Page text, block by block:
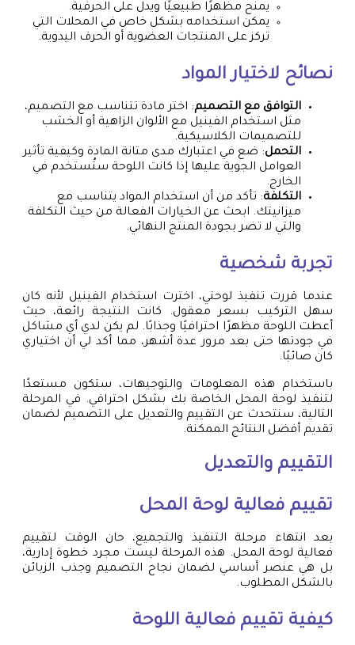
يمنح مظهرًا طبيعيًا ويدل على الحرفية.
يمكن استخدامه بشكل خاص في المحلات التي
تركز على المنتجات العضوية أو الحرف اليدوية.
نصائح لاختيار المواد
التوافق مع التصميم: اختر مادة تتناسب مع التصميم،
مثل استخدام الفينيل مع الألوان الزاهية أو الخشب
للتصميمات الكلاسيكية.
التحمل: ضع في اعتبارك مدى متانة المادة وكيفية تأثير
العوامل الجوية عليها إذا كانت اللوحة ستُستخدم في
الخارج.
التكلفة: تأكد من أن استخدام المواد يتناسب مع
ميزانيتك. ابحث عن الخيارات الفعالة من حيث التكلفة
والتي لا تضر بجودة المنتج النهائي.
تجربة شخصية
عندما قررت تنفيذ لوحتي، اخترت استخدام الفينيل لأنه كان
سهل التركيب بسعر معقول. كانت النتيجة رائعة، حيث
أعطت اللوحة مظهرًا احترافيًا وجذابًا. لم يكن لدي أي مشاكل
في جودتها حتى بعد مرور عدة أشهر، مما أكد لي أن اختياري
كان صائبًا.
باستخدام هذه المعلومات والتوجيهات، ستكون مستعدًا
لتنفيذ لوحة المحل الخاصة بك بشكل احترافي. في المرحلة
التالية، سنتحدث عن التقييم والتعديل على التصميم لضمان
تقديم أفضل النتائج الممكنة.
التقييم والتعديل
تقييم فعالية لوحة المحل
بعد انتهاء مرحلة التنفيذ والتجميع، حان الوقت لتقييم
فعالية لوحة المحل. هذه المرحلة ليست مجرد خطوة إدارية،
بل هي عنصر أساسي لضمان نجاح التصميم وجذب الزبائن
بالشكل المطلوب.
كيفية تقييم فعالية اللوحة